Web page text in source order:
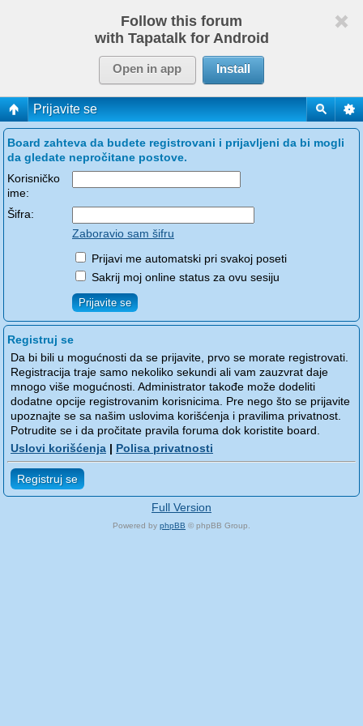
Follow this forum
with Tapatalk for Android
Open in app Install
Prijavite se
Board zahteva da budete registrovani i prijavljeni da bi mogli
da gledate nepročitane postove.
Korisničko
ime:
Šifra:
Zaboravio sam šifru
Prijavi me automatski pri svakoj poseti
Sakrij moj online status za ovu sesiju
Registruj se
Da bi bili u mogućnosti da se prijavite, prvo se morate registrovati.
Registracija traje samo nekoliko sekundi ali vam zauzvrat daje
mnogo više mogućnosti. Administrator takođe može dodeliti
dodatne opcije registrovanim korisnicima. Pre nego što se prijavite
upoznajte se sa našim uslovima korišćenja i pravilima privatnost.
Potrudite se i da pročitate pravila foruma dok koristite board.
Uslovi korišćenja | Polisa privatnosti
Registruj se
Full Version
Powered by phpBB © phpBB Group.